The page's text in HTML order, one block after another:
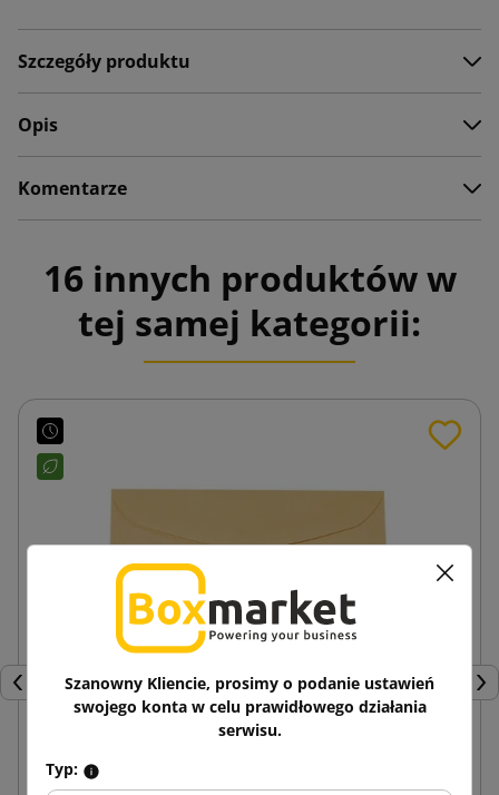
Szczegóły produktu
Opis
Komentarze
16 innych produktów w
tej samej kategorii:
Poprzedni
Ciemnokremowa koperta papierowa B6 125x176
Szanowny Kliencie, prosimy o podanie ustawień
swojego konta w celu prawidłowego działania
serwisu.
Typ: